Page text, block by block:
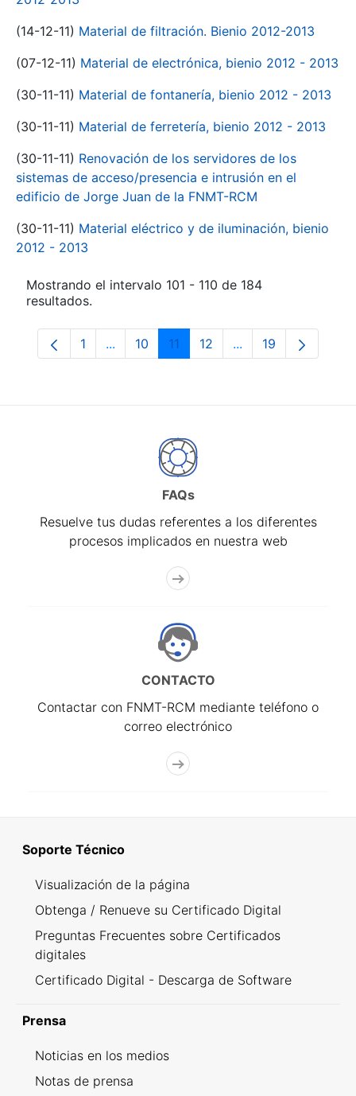
(14-12-11) Material de filtración. Bienio 2012-2013
(07-12-11) Material de electrónica, bienio 2012 - 2013
(30-11-11) Material de fontanería, bienio 2012 - 2013
(30-11-11) Material de ferretería, bienio 2012 - 2013
(30-11-11) Renovación de los servidores de los
sistemas de acceso/presencia e intrusión en el
edificio de Jorge Juan de la FNMT-RCM
(30-11-11) Material eléctrico y de iluminación, bienio
2012 - 2013
Mostrando el intervalo 101 - 110 de 184
resultados.
Página
1 ...Páginas intermedias Use TAB para
Página
10 Página
11 Página
12 ...PáginasPágina
19
FAQs
Resuelve tus dudas referentes a los diferentes
procesos implicados en nuestra web
CONTACTO
Contactar con FNMT-RCM mediante teléfono o
correo electrónico
Soporte Técnico
Visualización de la página
Obtenga / Renueve su Certificado Digital
Preguntas Frecuentes sobre Certificados
digitales
Certificado Digital - Descarga de Software
Prensa
Noticias en los medios
Notas de prensa